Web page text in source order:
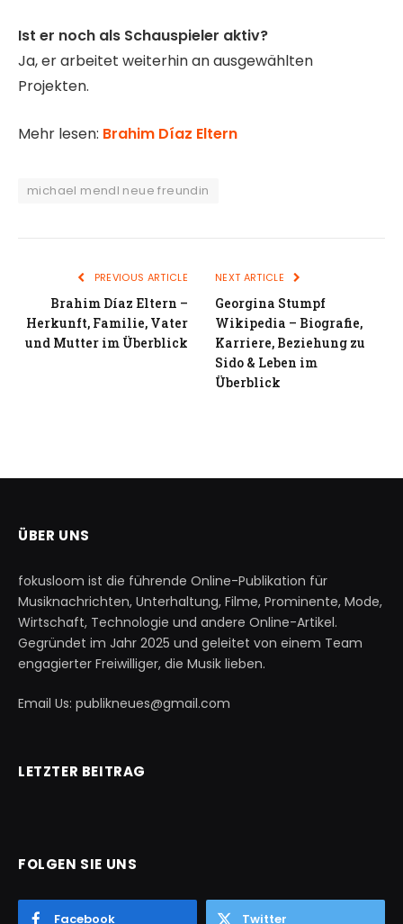
Ist er noch als Schauspieler aktiv?
Ja, er arbeitet weiterhin an ausgewählten
Projekten.
Mehr lesen: Brahim Díaz Eltern
michael mendl neue freundin
PREVIOUS ARTICLE
Brahim Díaz Eltern –
Herkunft, Familie, Vater
und Mutter im Überblick
NEXT ARTICLE
Georgina Stumpf
Wikipedia – Biografie,
Karriere, Beziehung zu
Sido & Leben im
Überblick
ÜBER UNS
fokusloom ist die führende Online-Publikation für
Musiknachrichten, Unterhaltung, Filme, Prominente, Mode,
Wirtschaft, Technologie und andere Online-Artikel.
Gegründet im Jahr 2025 und geleitet von einem Team
engagierter Freiwilliger, die Musik lieben.
Email Us: publikneues@gmail.com
LETZTER BEITRAG
FOLGEN SIE UNS
Facebook Twitter